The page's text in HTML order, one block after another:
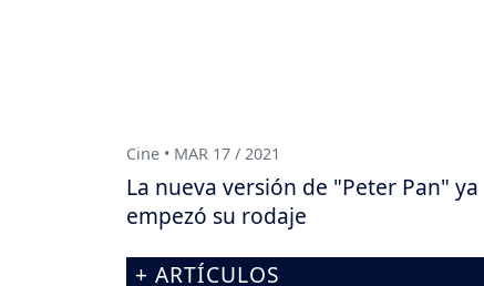
Cine • MAR 17 / 2021
La nueva versión de "Peter Pan" ya
empezó su rodaje
+ ARTÍCULOS